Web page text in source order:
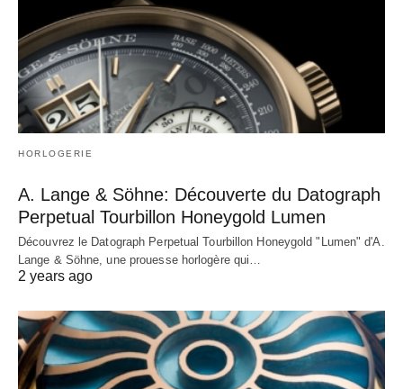
HORLOGERIE
A. Lange & Söhne: Découverte du Datograph
Perpetual Tourbillon Honeygold Lumen
Découvrez le Datograph Perpetual Tourbillon Honeygold "Lumen" d'A.
Lange & Söhne, une prouesse horlogère qui…
2 years ago